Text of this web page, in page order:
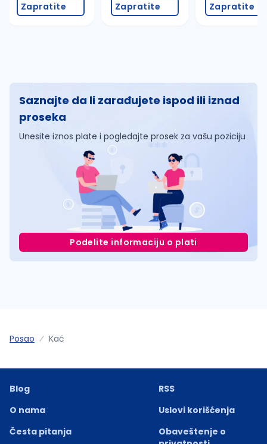
Zapratite Zapratite Zapratite
Saznajte da li zarađujete ispod ili iznad
proseka
Unesite iznos plate i pogledajte prosek za vašu poziciju
Podelite informaciju o plati
Posao Kać
Blog
O nama
Česta pitanja
RSS
Uslovi korišćenja
Obaveštenje o